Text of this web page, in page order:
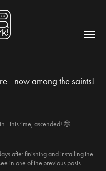
- now among the saints!
- this time, ascended! 🤪
after finishing and installing the
in one of the previous posts.